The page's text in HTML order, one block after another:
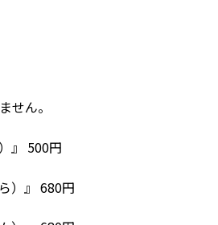
せん。
』 500円
）』 680円